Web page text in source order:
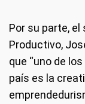
Por su parte,
Productivo,
que “uno de
país es la